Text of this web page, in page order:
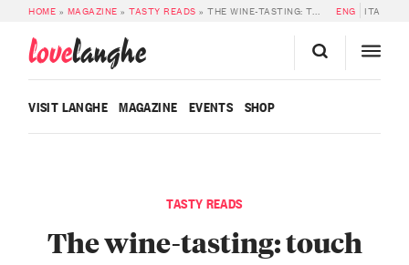
HOME » MAGAZINE »TASTY READS »THE WINE-TASTING: TOUCH ENG ITA
lovelanghe
VISIT LANGHE MAGAZINE EVENTS SHOP
TASTY READS
The wine-tasting: touch